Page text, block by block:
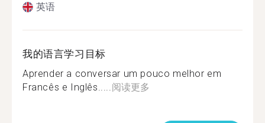
英语
我的语言学习目标
Aprender a conversar um pouco melhor em
Francês e Inglês.....阅读更多